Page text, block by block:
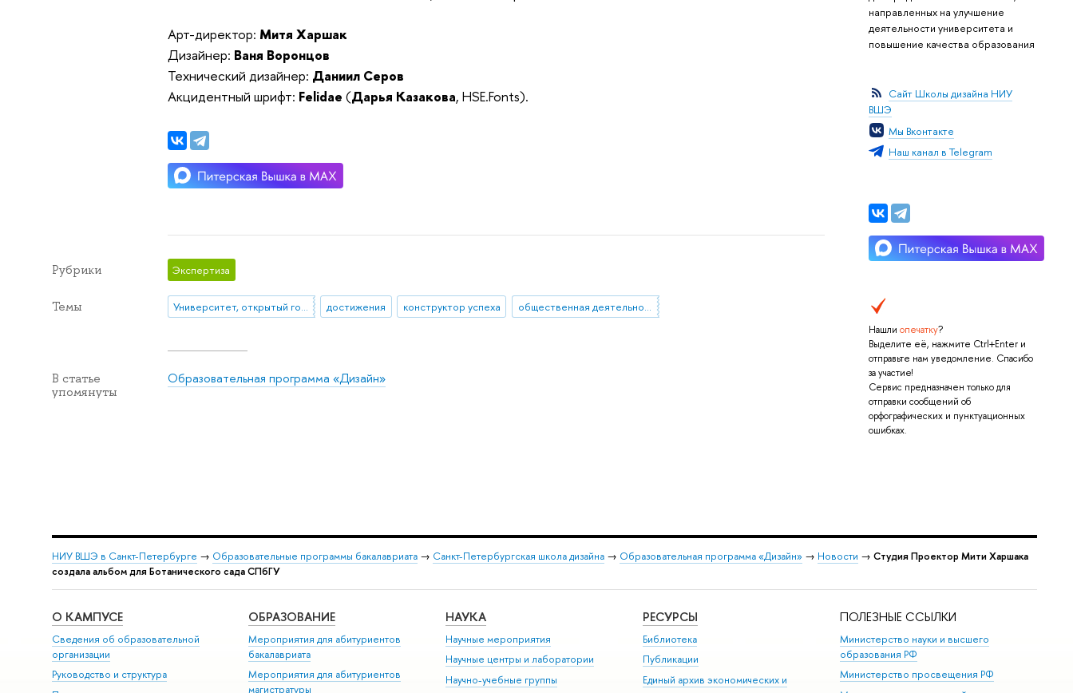
направленных на улучшение
деятельности университета и
повышение качества образования
Сайт Школы дизайна НИУ
ВШЭ
Мы Вконтакте
Наш канал в Telegram
Нашли опечатку?
Выделите её, нажмите Ctrl+Enter и
отправьте нам уведомление. Спасибо
за участие!
Сервис предназначен только для
отправки сообщений об
орфографических и пунктуационных
ошибках.
Арт-директор: Митя Харшак
Дизайнер: Ваня Воронцов
Технический дизайнер: Даниил Серов
Акцидентный шрифт: Felidae (Дарья Казакова, HSE.Fonts).
Рубрики Экспертиза
Темы Университет, открытый городу достижения конструктор успеха общественная деятельность
В статье
упомянуты
Образовательная программа «Дизайн»
НИУ ВШЭ в Санкт-Петербурге → Образовательные программы бакалавриата→ Санкт-Петербургская школа дизайна→ Образовательная программа «Дизайн» → Новости → Студия Проектор Мити Харшака
создала альбом для Ботанического сада СПбГУ
О КАМПУСЕ
Сведения об образовательной
организации
Руководство и структура
ОБРАЗОВАНИЕ
Мероприятия для абитуриентов
бакалавриата
Мероприятия для абитуриентов
магистратуры
НАУКА
Научные мероприятия
Научные центры и лаборатории
Научно-учебные группы
РЕСУРСЫ
Библиотека
Публикации
Единый архив экономических и
ПОЛЕЗНЫЕ ССЫЛКИ
Министерство науки и высшего
образования РФ
Министерство просвещения РФ